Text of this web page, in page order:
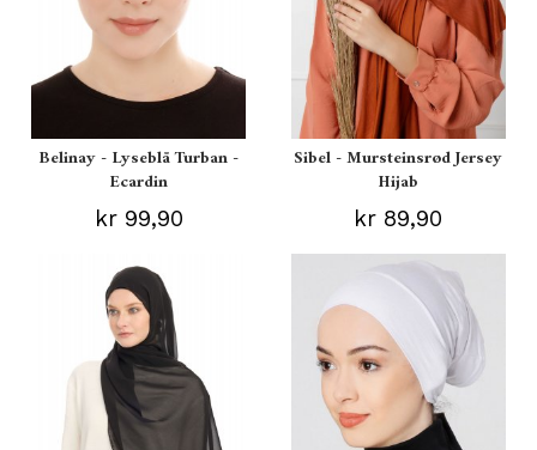
Belinay - Lyseblå Turban -
Ecardin
kr 99,90
Sibel - Mursteinsrød Jersey
Hijab
kr 89,90